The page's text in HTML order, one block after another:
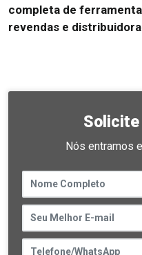
completa de
revendas e
Nós entramos